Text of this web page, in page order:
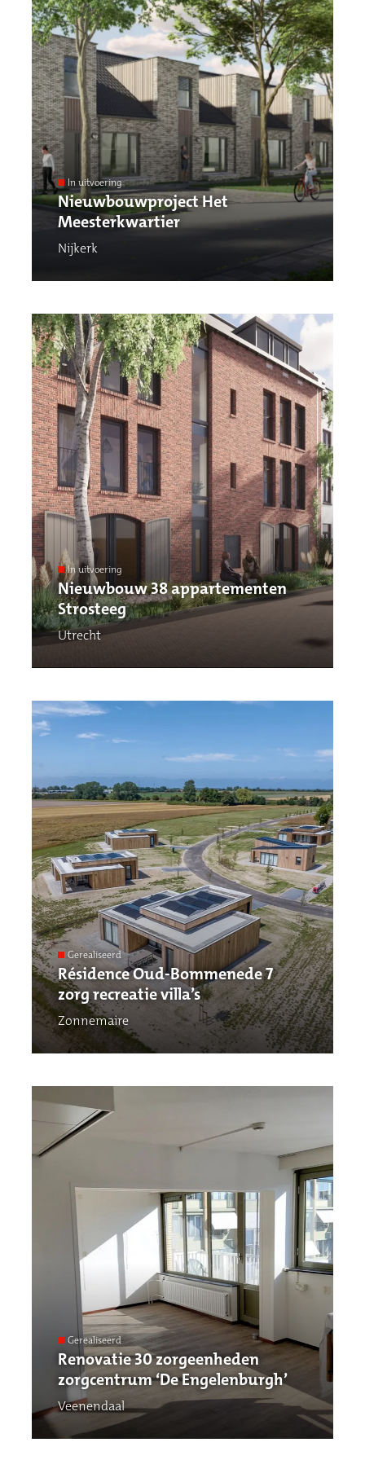
In uitvoering
Nieuwbouwproject Het
Meesterkwartier
Nijkerk
In uitvoering
Nieuwbouw 38 appartementen
Strosteeg
Utrecht
Gerealiseerd
Résidence Oud-Bommenede 7
zorg recreatie villa’s
Zonnemaire
Gerealiseerd
Renovatie 30 zorgeenheden
zorgcentrum ‘De Engelenburgh’
Veenendaal